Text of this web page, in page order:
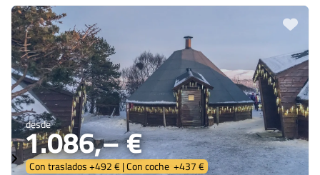
desde
1.086,– €
Con traslados +492 € | Con coche +437 €